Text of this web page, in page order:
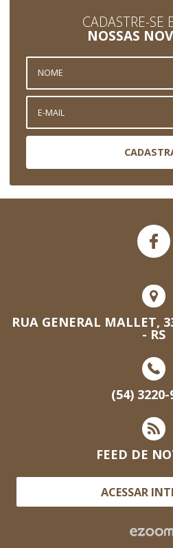
CADASTRE-SE
NOSSAS
RUA GENERAL MALLET,
- RS
(54) 3220-
FEED DE
ACESSAR